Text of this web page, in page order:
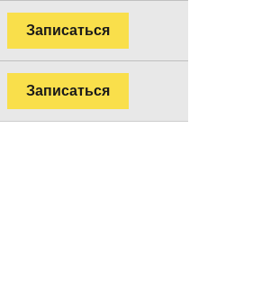
Записаться
Записаться